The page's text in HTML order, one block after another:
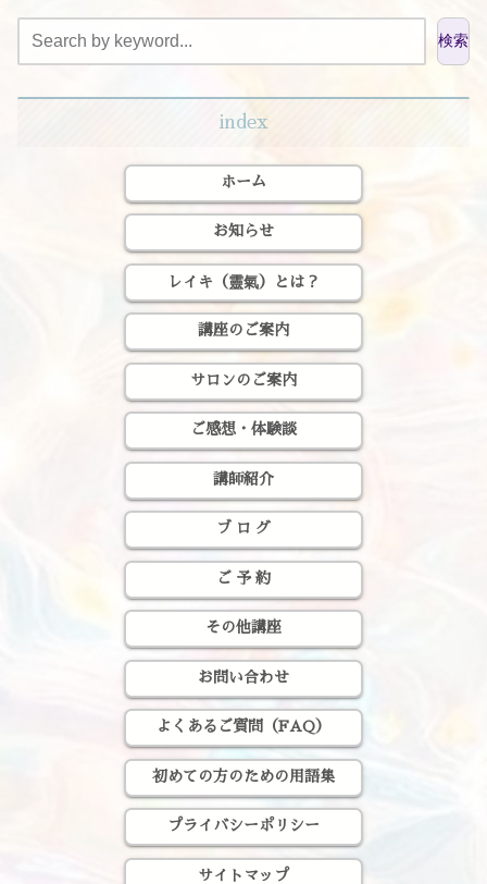
検索
index
ホーム
お知らせ
レイキ（靈氣）とは？
講座のご案内
サロンのご案内
ご感想・体験談
講師紹介
ブ ロ グ
ご 予 約
その他講座
お問い合わせ
よくあるご質問（FAQ）
初めての方のための用語集
プライバシーポリシー
サイトマップ